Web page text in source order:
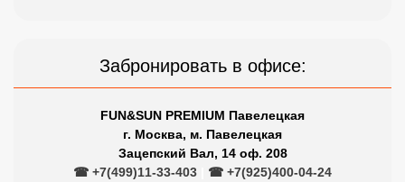
Забронировать в офисе:
FUN&SUN PREMIUM Павелецкая
г. Москва, м. Павелецкая
Зацепский Вал, 14 оф. 208
☎ +7(499)11-33-403
☎ +7(925)400-04-24